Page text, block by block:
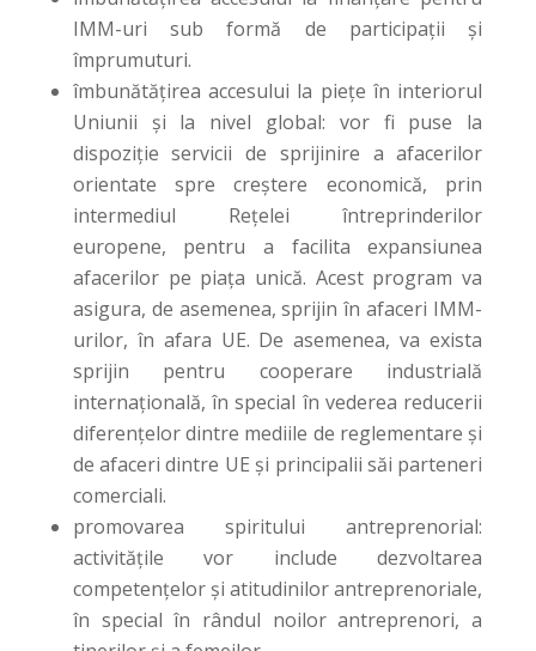
IMM-uri sub formă de participații și
împrumuturi.
îmbunătățirea accesului la piețe în interiorul
Uniunii și la nivel global: vor fi puse la
dispoziție servicii de sprijinire a afacerilor
orientate spre creștere economică, prin
intermediul Rețelei întreprinderilor
europene, pentru a facilita expansiunea
afacerilor pe piața unică. Acest program va
asigura, de asemenea, sprijin în afaceri IMM-
urilor, în afara UE. De asemenea, va exista
sprijin pentru cooperare industrială
internațională, în special în vederea reducerii
diferențelor dintre mediile de reglementare și
de afaceri dintre UE și principalii săi parteneri
comerciali.
promovarea spiritului antreprenorial:
activitățile vor include dezvoltarea
competențelor și atitudinilor antreprenoriale,
în special în rândul noilor antreprenori, a